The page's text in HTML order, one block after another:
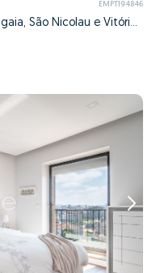
EMPT194846
Cedofeita, Santo Ildefonso, Sé, Miragaia, São Nicolau e Vitória, Porto, Porto